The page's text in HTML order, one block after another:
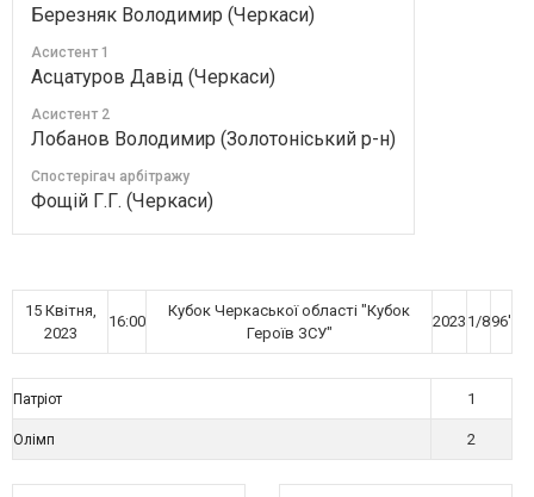
Березняк Володимир (Черкаси)
Асистент 1
Асцатуров Давід (Черкаси)
Асистент 2
Лобанов Володимир (Золотоніський р-н)
Спостерігач арбітражу
Фощій Г.Г. (Черкаси)
15 Квітня,
2023
16:00
Кубок Черкаської області "Кубок
Героїв ЗСУ"
2023 1/896'
Патріот 1
Олімп 2